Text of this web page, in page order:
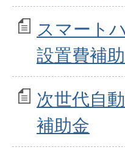
スマート
設置費補
次世代自
補助金